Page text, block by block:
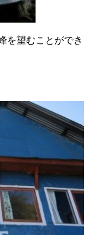
を望むことができ